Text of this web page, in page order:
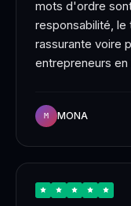
mots d'ordre
responsabilité,
rassurante voire
entrepreneurs
M MONA